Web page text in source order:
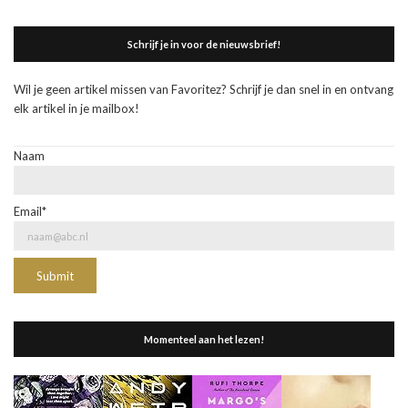
Schrijf je in voor de nieuwsbrief!
Wil je geen artikel missen van Favoritez? Schrijf je dan snel in en ontvang
elk artikel in je mailbox!
Naam
Email*
Momenteel aan het lezen!